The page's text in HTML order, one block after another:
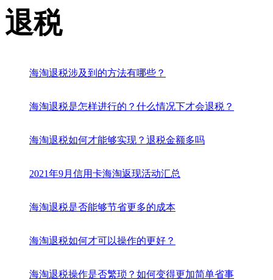
退税
海淘退税涉及到的方法有哪些？
海淘退税是怎样进行的？什么情况下才会退税？
海淘退税如何才能够实现？退税金额多吗
2021年9月信用卡海淘返现活动汇总
海淘退税是否能够节省更多的成本
海淘退税如何才可以操作的更好？
海淘退税操作是否繁琐？如何变得更加简单省事